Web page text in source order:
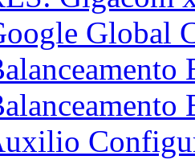
Global